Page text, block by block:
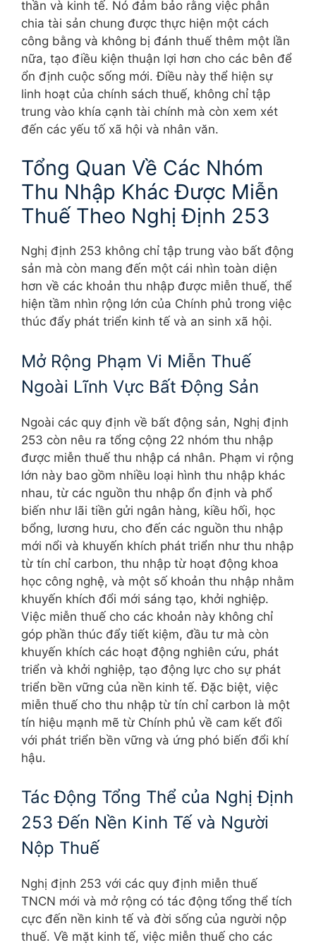
thần và kinh tế. Nó đảm bảo rằng việc phân
chia tài sản chung được thực hiện một cách
công bằng và không bị đánh thuế thêm một lần
nữa, tạo điều kiện thuận lợi hơn cho các bên để
ổn định cuộc sống mới. Điều này thể hiện sự
linh hoạt của chính sách thuế, không chỉ tập
trung vào khía cạnh tài chính mà còn xem xét
đến các yếu tố xã hội và nhân văn.
Tổng Quan Về Các Nhóm
Thu Nhập Khác Được Miễn
Thuế Theo Nghị Định 253
Nghị định 253 không chỉ tập trung vào bất động
sản mà còn mang đến một cái nhìn toàn diện
hơn về các khoản thu nhập được miễn thuế, thể
hiện tầm nhìn rộng lớn của Chính phủ trong việc
thúc đẩy phát triển kinh tế và an sinh xã hội.
Mở Rộng Phạm Vi Miễn Thuế
Ngoài Lĩnh Vực Bất Động Sản
Ngoài các quy định về bất động sản, Nghị định
253 còn nêu ra tổng cộng 22 nhóm thu nhập
được miễn thuế thu nhập cá nhân. Phạm vi rộng
lớn này bao gồm nhiều loại hình thu nhập khác
nhau, từ các nguồn thu nhập ổn định và phổ
biến như lãi tiền gửi ngân hàng, kiều hối, học
bổng, lương hưu, cho đến các nguồn thu nhập
mới nổi và khuyến khích phát triển như thu nhập
từ tín chỉ carbon, thu nhập từ hoạt động khoa
học công nghệ, và một số khoản thu nhập nhằm
khuyến khích đổi mới sáng tạo, khởi nghiệp.
Việc miễn thuế cho các khoản này không chỉ
góp phần thúc đẩy tiết kiệm, đầu tư mà còn
khuyến khích các hoạt động nghiên cứu, phát
triển và khởi nghiệp, tạo động lực cho sự phát
triển bền vững của nền kinh tế. Đặc biệt, việc
miễn thuế cho thu nhập từ tín chỉ carbon là một
tín hiệu mạnh mẽ từ Chính phủ về cam kết đối
với phát triển bền vững và ứng phó biến đổi khí
hậu.
Tác Động Tổng Thể của Nghị Định
253 Đến Nền Kinh Tế và Người
Nộp Thuế
Nghị định 253 với các quy định miễn thuế
TNCN mới và mở rộng có tác động tổng thể tích
cực đến nền kinh tế và đời sống của người nộp
thuế. Về mặt kinh tế, việc miễn thuế cho các